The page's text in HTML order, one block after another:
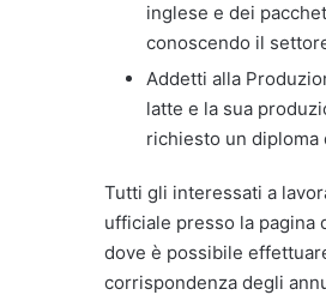
inglese e dei
conoscendo il
Addetti alla
latte e la sua
richiesto un diploma
Tutti gli interessati a
ufficiale presso la pagina
dove è possibile
corrispondenza degli